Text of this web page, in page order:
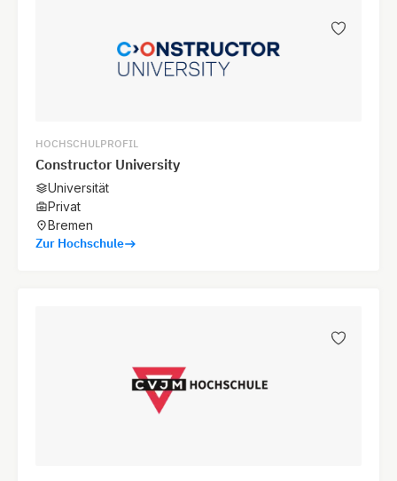
HOCHSCHULPROFIL
Constructor University
Universität
Privat
Bremen
Zur Hochschule